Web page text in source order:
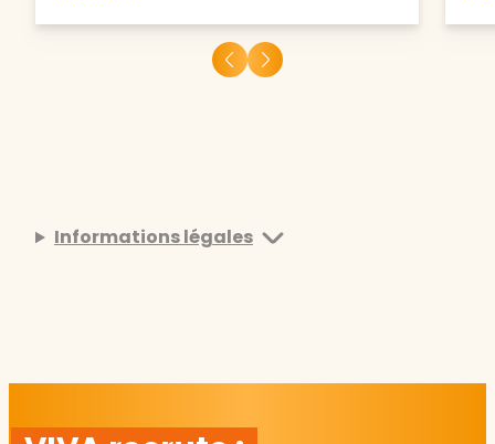
Informations légales